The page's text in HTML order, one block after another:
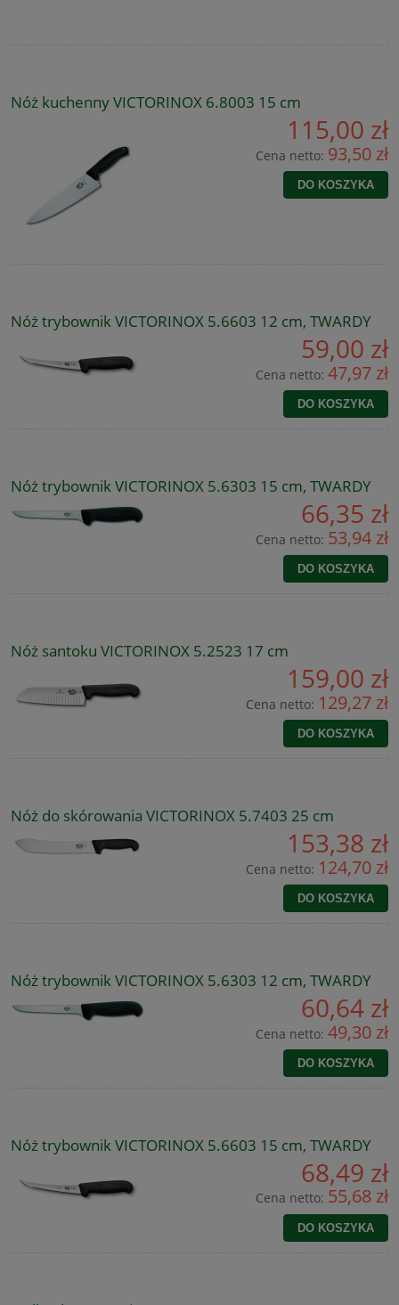
Nóż kuchenny VICTORINOX 6.8003 15 cm
115,00 zł
Cena netto: 93,50 zł
DO KOSZYKA
Nóż trybownik VICTORINOX 5.6603 12 cm, TWARDY
59,00 zł
Cena netto: 47,97 zł
DO KOSZYKA
Nóż trybownik VICTORINOX 5.6303 15 cm, TWARDY
66,35 zł
Cena netto: 53,94 zł
DO KOSZYKA
Nóż santoku VICTORINOX 5.2523 17 cm
159,00 zł
Cena netto: 129,27 zł
DO KOSZYKA
Nóż do skórowania VICTORINOX 5.7403 25 cm
153,38 zł
Cena netto: 124,70 zł
DO KOSZYKA
Nóż trybownik VICTORINOX 5.6303 12 cm, TWARDY
60,64 zł
Cena netto: 49,30 zł
DO KOSZYKA
Nóż trybownik VICTORINOX 5.6603 15 cm, TWARDY
68,49 zł
Cena netto: 55,68 zł
DO KOSZYKA